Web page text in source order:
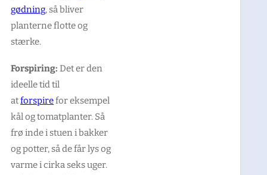
gødning, så bliver
planterne flotte og
stærke.
Forspiring: Det er den
ideelle tid til
atforspirefor eksempel
kål og tomatplanter. Så
frø inde i stuen i bakker
og potter, så de får lys og
varme i cirka seks uger.